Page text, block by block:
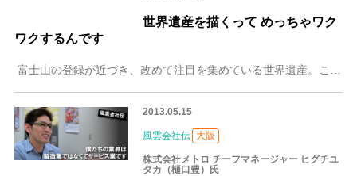
世界遺産を描くって めっちゃワク
ワクするんです
富士山の登録が近づき、改めて注目を集めている世界遺産。この世界遺産を描き続け「世界遺産アーティスト」として活動しているのが、松田光一さんです。松田さんに世界遺
2013.05.15
風雲会社伝 大阪
株式会社メトロ チーフマネージャー ヒグチユ
タカ（樋口豊）氏